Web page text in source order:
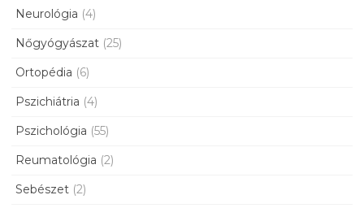
Neurológia (4)
Nőgyógyászat (25)
Ortopédia (6)
Pszichiátria (4)
Pszichológia (55)
Reumatológia (2)
Sebészet (2)